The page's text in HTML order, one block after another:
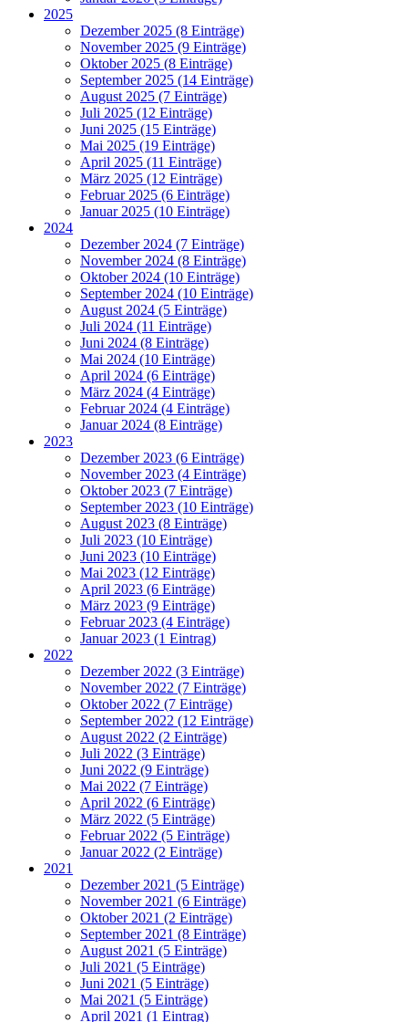
2025
Dezember 2025 (8 Einträge)
November 2025 (9 Einträge)
Oktober 2025 (8 Einträge)
September 2025 (14 Einträge)
August 2025 (7 Einträge)
Juli 2025 (12 Einträge)
Juni 2025 (15 Einträge)
Mai 2025 (19 Einträge)
April 2025 (11 Einträge)
März 2025 (12 Einträge)
Februar 2025 (6 Einträge)
Januar 2025 (10 Einträge)
2024
Dezember 2024 (7 Einträge)
November 2024 (8 Einträge)
Oktober 2024 (10 Einträge)
September 2024 (10 Einträge)
August 2024 (5 Einträge)
Juli 2024 (11 Einträge)
Juni 2024 (8 Einträge)
Mai 2024 (10 Einträge)
April 2024 (6 Einträge)
März 2024 (4 Einträge)
Februar 2024 (4 Einträge)
Januar 2024 (8 Einträge)
2023
Dezember 2023 (6 Einträge)
November 2023 (4 Einträge)
Oktober 2023 (7 Einträge)
September 2023 (10 Einträge)
August 2023 (8 Einträge)
Juli 2023 (10 Einträge)
Juni 2023 (10 Einträge)
Mai 2023 (12 Einträge)
April 2023 (6 Einträge)
März 2023 (9 Einträge)
Februar 2023 (4 Einträge)
Januar 2023 (1 Eintrag)
2022
Dezember 2022 (3 Einträge)
November 2022 (7 Einträge)
Oktober 2022 (7 Einträge)
September 2022 (12 Einträge)
August 2022 (2 Einträge)
Juli 2022 (3 Einträge)
Juni 2022 (9 Einträge)
Mai 2022 (7 Einträge)
April 2022 (6 Einträge)
März 2022 (5 Einträge)
Februar 2022 (5 Einträge)
Januar 2022 (2 Einträge)
2021
Dezember 2021 (5 Einträge)
November 2021 (6 Einträge)
Oktober 2021 (2 Einträge)
September 2021 (8 Einträge)
August 2021 (5 Einträge)
Juli 2021 (5 Einträge)
Juni 2021 (5 Einträge)
Mai 2021 (5 Einträge)
April 2021 (1 Eintrag)